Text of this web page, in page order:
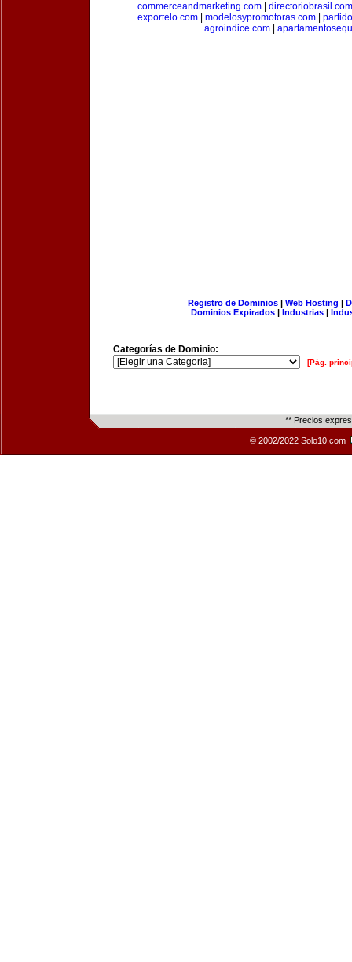
commerceandmarketing.com| directoriobrasil.com
exportelo.com
modelosypromotoras.com
agroindice.com
Registro de Dominios| Web Hosting |
Dominios Expirados | Industrias |
Categorías de Dominio:
[Pág.
** Precios
© 2002/2022 Solo10.com